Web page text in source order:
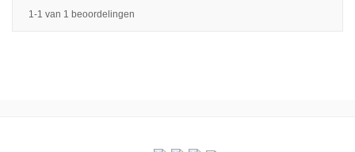
1-1 van 1 beoordelingen